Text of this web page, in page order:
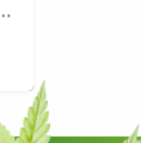
CBD, incluant des fleurs, des huiles, du pollen, de la wax de…